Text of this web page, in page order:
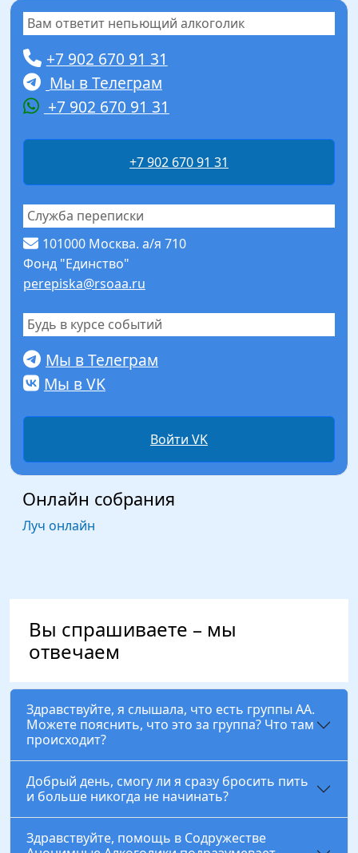
Вам ответит непьющий алкоголик
+7 902 670 91 31
Мы в Телеграм
+7 902 670 91 31
+7 902 670 91 31
Служба переписки
101000 Москва. а/я 710
Фонд "Единство"
perepiska@rsoaa.ru
Будь в курсе событий
Мы в Телеграм
Мы в VK
Войти VK
Онлайн собрания
Луч онлайн
Вы спрашиваете – мы
отвечаем
Здравствуйте, я слышала, что есть группы АА.
Можете пояснить, что это за группа? Что там
происходит?
Добрый день, смогу ли я сразу бросить пить
и больше никогда не начинать?
Здравствуйте, помощь в Содружестве